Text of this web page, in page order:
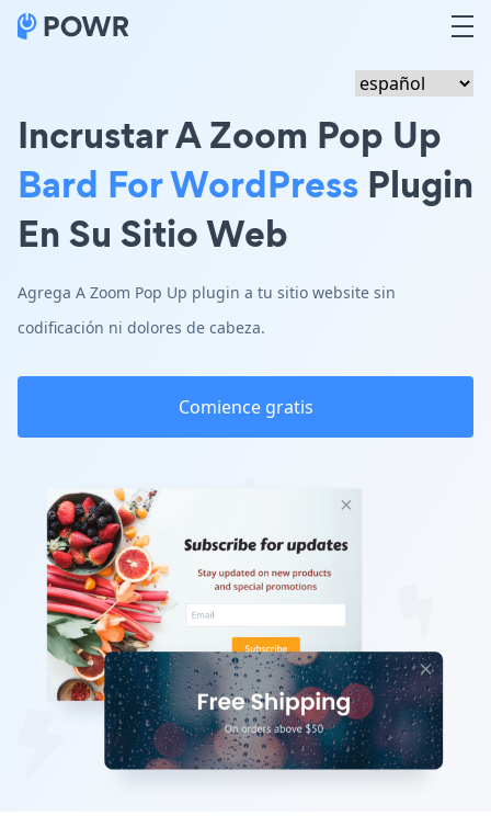
Incrustar A Zoom Pop Up
Bard For WordPress Plugin
En Su Sitio Web
Agrega A Zoom Pop Up plugin a tu sitio website sin
codificación ni dolores de cabeza.
Comience gratis